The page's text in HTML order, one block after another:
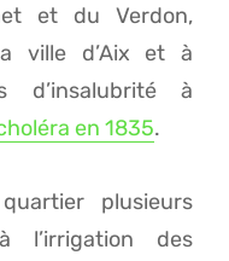
et du Verdon,
ville d’Aix et à
d’insalubrité à
en 1835.
plusieurs
l’irrigation des